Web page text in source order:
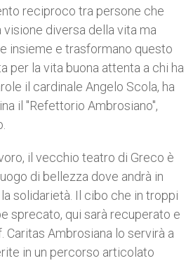
reciproco tra persone che
diversa della vita ma
insieme e trasformano questo
per la vita buona attenta a chi ha
il cardinale Angelo Scola, ha
il "Refettorio Ambrosiano",
il vecchio teatro di Greco è
di bellezza dove andrà in
solidarietà. Il cibo che in troppi
sprecato, qui sarà recuperato e
Caritas Ambrosiana lo servirà a
in un percorso articolato